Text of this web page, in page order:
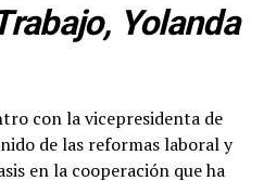
Yolanda
con la vicepresidenta de
de las reformas laboral y
en la cooperación que ha